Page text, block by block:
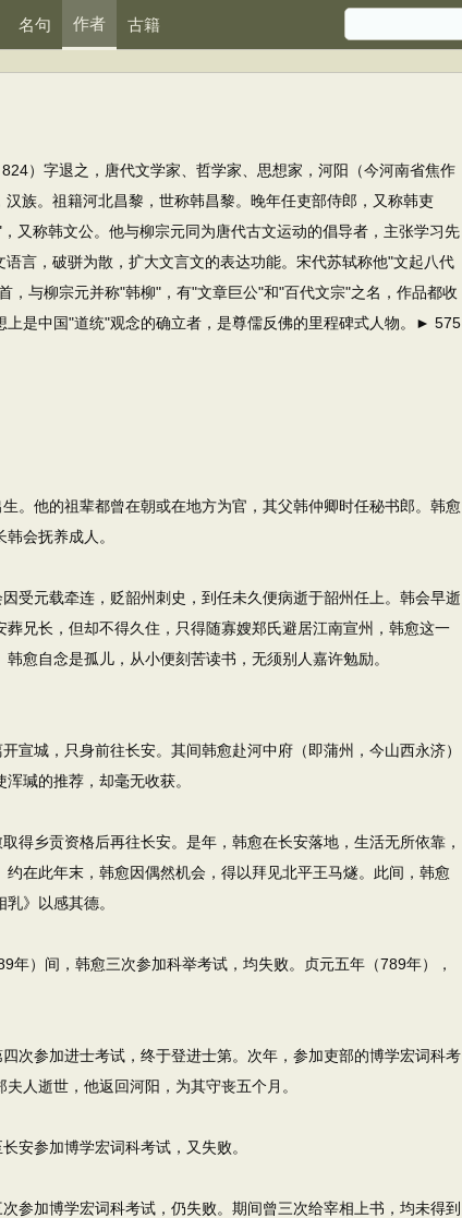
名句 作者 古籍
）字退之，唐代文学家、哲学家、思想家，河阳（今河南省焦作
汉族。祖籍河北昌黎，世称韩昌黎。晚年任吏部侍郎，又称韩吏
又称韩文公。他与柳宗元同为唐代古文运动的倡导者，主张学习先
语言，破骈为散，扩大文言文的表达功能。宋代苏轼称他"文起八代
，与柳宗元并称"韩柳"，有"文章巨公"和"百代文宗"之名，作品都收
上是中国"道统"观念的确立者，是尊儒反佛的里程碑式人物。► 575
他的祖辈都曾在朝或在地方为官，其父韩仲卿时任秘书郎。韩愈
会抚养成人。
元载牵连，贬韶州刺史，到任未久便病逝于韶州任上。韩会早逝
葬兄长，但却不得久住，只得随寡嫂郑氏避居江南宣州，韩愈这一
愈自念是孤儿，从小便刻苦读书，无须别人嘉许勉励。
城，只身前往长安。其间韩愈赴河中府（即蒲州，今山西永济）
瑊的推荐，却毫无收获。
乡贡资格后再往长安。是年，韩愈在长安落地，生活无所依靠，
约在此年末，韩愈因偶然机会，得以拜见北平王马燧。此间，韩愈
》以感其德。
间，韩愈三次参加科举考试，均失败。贞元五年（789年），
参加进士考试，终于登进士第。次年，参加吏部的博学宏词科考
人逝世，他返回河阳，为其守丧五个月。
参加博学宏词科考试，又失败。
加博学宏词科考试，仍失败。期间曾三次给宰相上书，均未得到